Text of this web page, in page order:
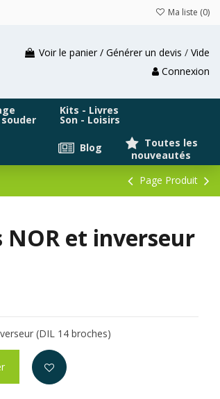
Ma liste (0)
Voir le panier / Générer un devis / Vide
Connexion
souder
Kits - Livres
Son - Loisirs
Toutes les
nouveautés
Blog
Page Produit
NOR et inverseur
(DIL 14 broches)